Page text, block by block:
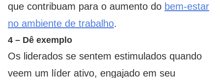
que contribuam para o aumento do bem-estar
no ambiente de trabalho.
4 – Dê exemplo
Os liderados se sentem estimulados quando
veem um líder ativo, engajado em seu